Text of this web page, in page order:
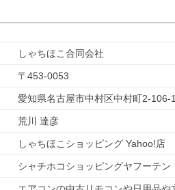
しゃちほこ合同会社
〒 453-0053
愛知県名古屋市中村区中村町2-106-1
荒川 達彦
しゃちほこショッピング Yahoo!店
シャチホコショッピングヤフーテン